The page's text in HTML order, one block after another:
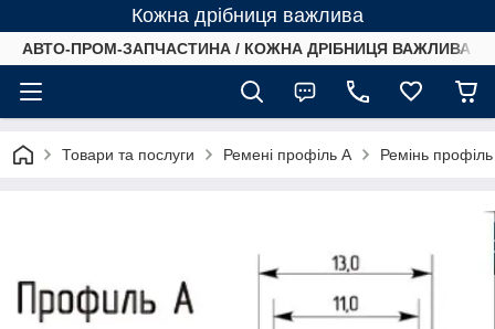
Кожна дрібниця важлива
АВТО-ПРОМ-ЗАПЧАСТИНА / КОЖНА ДРІБНИЦЯ ВАЖЛИВА /
Товари та послуги Ремені профіль А Ремінь